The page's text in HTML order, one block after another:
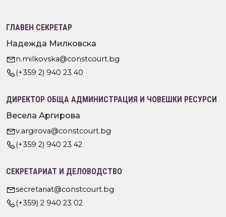
ГЛАВЕН СЕКРЕТАР
Надежда Милковска
n.milkovska@constcourt.bg
(+359 2) 940 23 40
ДИРЕКТОР ОБЩА АДМИНИСТРАЦИЯ И ЧОВЕШКИ РЕСУРСИ
Весела Аргирова
v.argirova@constcourt.bg
(+359 2) 940 23 42
СЕКРЕТАРИАТ И ДЕЛОВОДСТВО
secretariat@constcourt.bg
(+359) 2 940 23 02